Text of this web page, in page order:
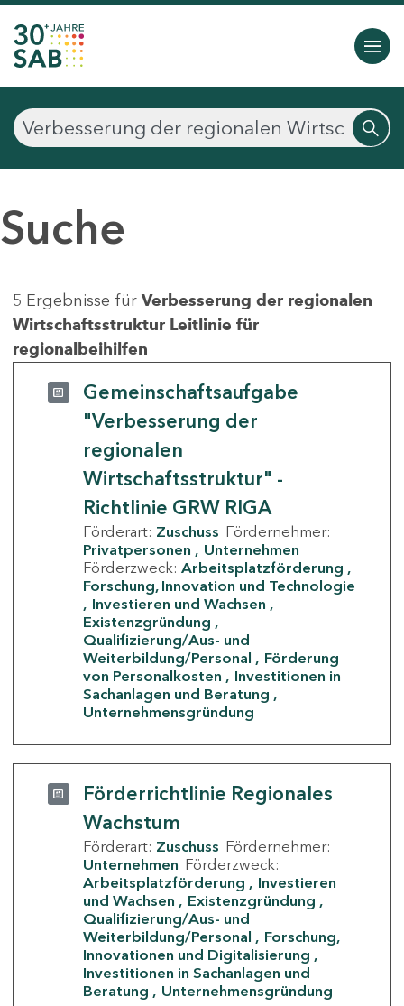
Suche
5 Ergebnisse für Verbesserung der regionalen
Wirtschaftsstruktur Leitlinie für
regionalbeihilfen
Gemeinschaftsaufgabe
"Verbesserung der
regionalen
Wirtschaftsstruktur" -
Richtlinie GRW RIGA
Förderart: Zuschuss Fördernehmer:
Privatpersonen
Unternehmen
Förderzweck: Arbeitsplatzförderung
Forschung, Innovation und Technologie
Investieren und Wachsen
Existenzgründung
Qualifizierung/Aus- und
Weiterbildung/Personal
Förderung
von Personalkosten
Investitionen in
Sachanlagen und Beratung
Unternehmensgründung
Förderrichtlinie Regionales
Wachstum
Förderart: Zuschuss Fördernehmer:
Unternehmen Förderzweck:
Arbeitsplatzförderung
Investieren
und Wachsen
Existenzgründung
Qualifizierung/Aus- und
Weiterbildung/Personal
Forschung,
Innovationen und Digitalisierung
Investitionen in Sachanlagen und
Beratung
Unternehmensgründung